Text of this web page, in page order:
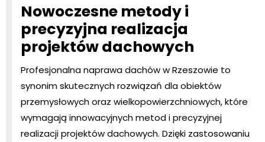
Nowoczesne metody i
precyzyjna realizacja
projektów dachowych
Profesjonalna naprawa dachów w Rzeszowie to
synonim skutecznych rozwiązań dla obiektów
przemysłowych oraz wielkopowierzchniowych, które
wymagają innowacyjnych metod i precyzyjnej
realizacji projektów dachowych. Dzięki zastosowaniu